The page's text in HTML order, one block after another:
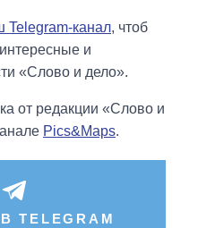
Telegram-канал, чтоб
и
«Слово и дело».
от редакции «Слово и
Pics&Maps.
TELEGRAM